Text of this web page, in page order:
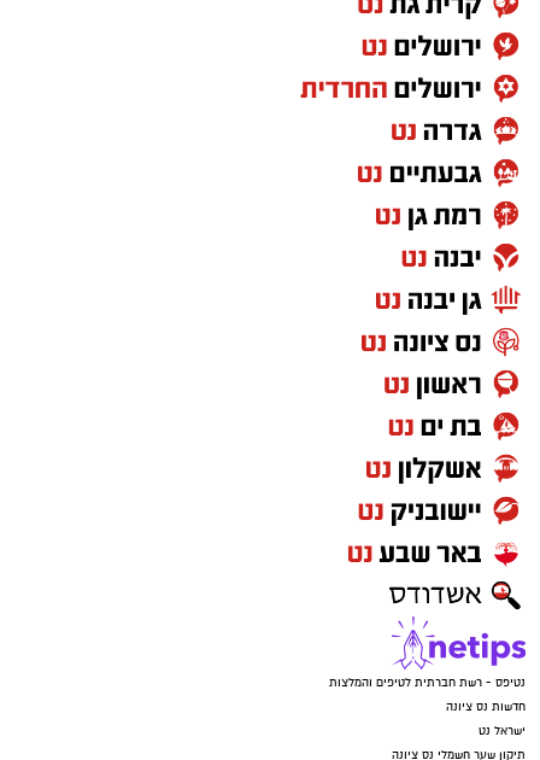
נטיפס - רשת חברתית לטיפים והמלצות
חדשות נס ציונה
ישראל נט
תיקון שער חשמלי נס ציונה